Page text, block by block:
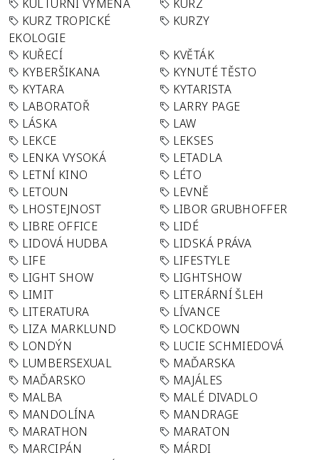
KULTURNÍ VÝMĚNA
KURZ
KURZ TROPICKÉ
EKOLOGIE
KURZY
KUŘECÍ
KVĚTÁK
KYBERŠIKANA
KYNUTÉ TĚSTO
KYTARA
KYTARISTA
LABORATOŘ
LARRY PAGE
LÁSKA
LAW
LEKCE
LEKSES
LENKA VYSOKÁ
LETADLA
LETNÍ KINO
LÉTO
LETOUN
LEVNĚ
LHOSTEJNOST
LIBOR GRUBHOFFER
LIBRE OFFICE
LIDÉ
LIDOVÁ HUDBA
LIDSKÁ PRÁVA
LIFE
LIFESTYLE
LIGHT SHOW
LIGHTSHOW
LIMIT
LITERÁRNÍ ŠLEH
LITERATURA
LÍVANCE
LIZA MARKLUND
LOCKDOWN
LONDÝN
LUCIE SCHMIEDOVÁ
LUMBERSEXUAL
MAĎARSKA
MAĎARSKO
MAJÁLES
MALBA
MALÉ DIVADLO
MANDOLÍNA
MANDRAGE
MARATHON
MARATON
MARCIPÁN
MÁRDI